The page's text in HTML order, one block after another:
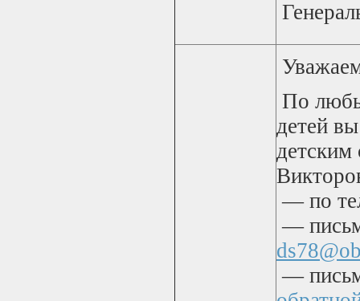
По
детей
— по
—
—